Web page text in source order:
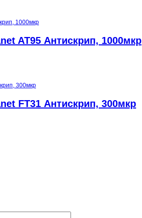
AT95 Антискрип, 1000мкр
FT31 Антискрип, 300мкр